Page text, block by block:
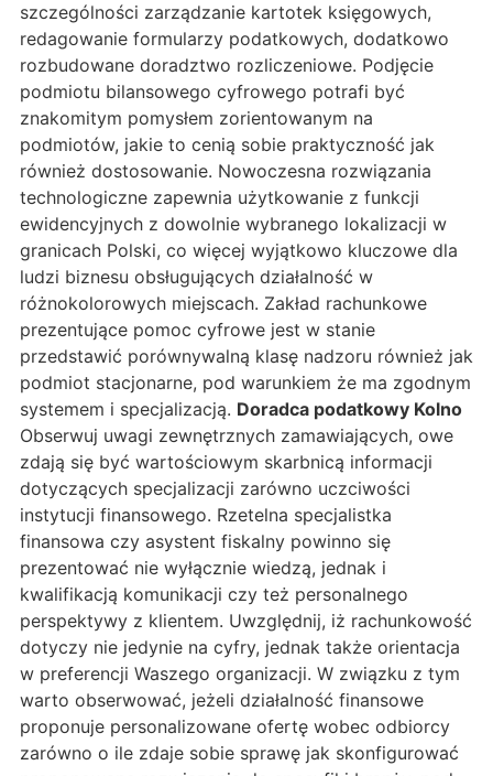
szczególności zarządzanie kartotek księgowych,
redagowanie formularzy podatkowych, dodatkowo
rozbudowane doradztwo rozliczeniowe. Podjęcie
podmiotu bilansowego cyfrowego potrafi być
znakomitym pomysłem zorientowanym na
podmiotów, jakie to cenią sobie praktyczność jak
również dostosowanie. Nowoczesna rozwiązania
technologiczne zapewnia użytkowanie z funkcji
ewidencyjnych z dowolnie wybranego lokalizacji w
granicach Polski, co więcej wyjątkowo kluczowe dla
ludzi biznesu obsługujących działalność w
różnokolorowych miejscach. Zakład rachunkowe
prezentujące pomoc cyfrowe jest w stanie
przedstawić porównywalną klasę nadzoru również jak
podmiot stacjonarne, pod warunkiem że ma zgodnym
systemem i specjalizacją. Doradca podatkowy Kolno
Obserwuj uwagi zewnętrznych zamawiających, owe
zdają się być wartościowym skarbnicą informacji
dotyczących specjalizacji zarówno uczciwości
instytucji finansowego. Rzetelna specjalistka
finansowa czy asystent fiskalny powinno się
prezentować nie wyłącznie wiedzą, jednak i
kwalifikacją komunikacji czy też personalnego
perspektywy z klientem. Uwzględnij, iż rachunkowość
dotyczy nie jedynie na cyfry, jednak także orientacja
w preferencji Waszego organizacji. W związku z tym
warto obserwować, jeżeli działalność finansowe
proponuje personalizowane ofertę wobec odbiorcy
zarówno o ile zdaje sobie sprawę jak skonfigurować